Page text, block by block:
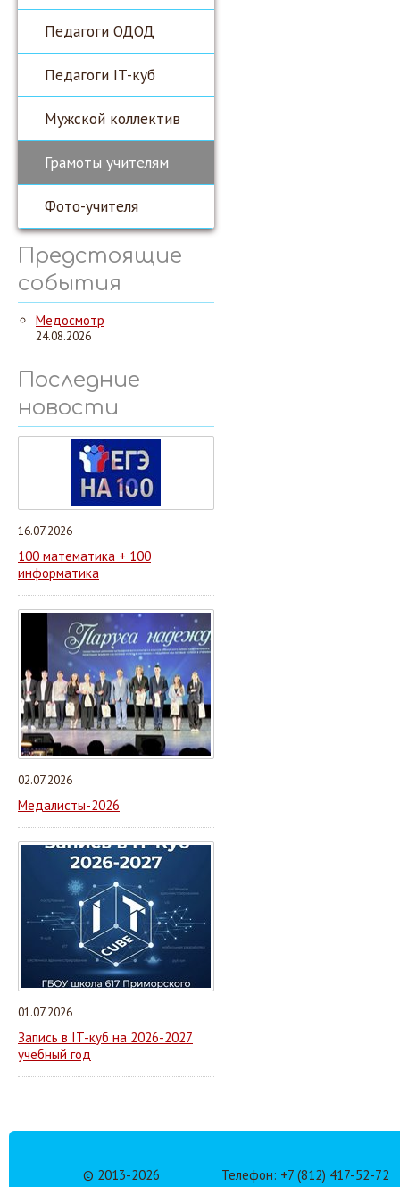
Педагоги ОДОД
Педагоги IT-куб
Мужской коллектив
Грамоты учителям
Фото-учителя
Предстоящие
события
Медосмотр
24.08.2026
Последние
новости
16.07.2026
100 математика + 100
информатика
02.07.2026
Медалисты-2026
01.07.2026
Запись в IT-куб на 2026-2027
учебный год
© 2013-2026 Телефон: +7 (812) 417-52-72